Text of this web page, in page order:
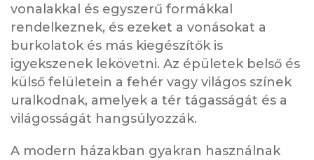
vonalakkal és egyszerű formákkal
rendelkeznek, és ezeket a vonásokat a
burkolatok és más kiegészítők is
igyekszenek lekövetni. Az épületek belső és
külső felületein a fehér vagy világos színek
uralkodnak, amelyek a tér tágasságát és a
világosságát hangsúlyozzák.
A modern házakban gyakran használnak